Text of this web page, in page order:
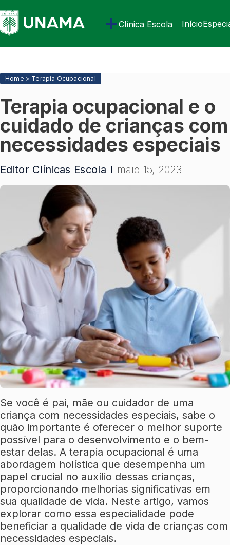
Clínica Escola Início
Home > Terapia Ocupacional
Terapia ocupacional e o
cuidado de crianças com
necessidades especiais
Editor Clínicas Escola maio 15, 2023
Se você é pai, mãe ou cuidador de uma
criança com necessidades especiais, sabe o
quão importante é oferecer o melhor suporte
possível para o desenvolvimento e o bem-
estar delas. A terapia ocupacional é uma
abordagem holística que desempenha um
papel crucial no auxílio dessas crianças,
proporcionando melhorias significativas em
sua qualidade de vida. Neste artigo, vamos
explorar como essa especialidade pode
beneficiar a qualidade de vida de crianças com
necessidades especiais.